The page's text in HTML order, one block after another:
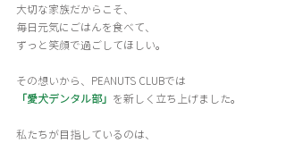
大切な家族だからこそ、
毎日元気にごはんを食べて、
ずっと笑顔で過ごしてほしい。
その想いから、PEANUTS CLUBでは
「愛犬デンタル部」 を新しく立ち上げました。
私たちが目指しているのは、